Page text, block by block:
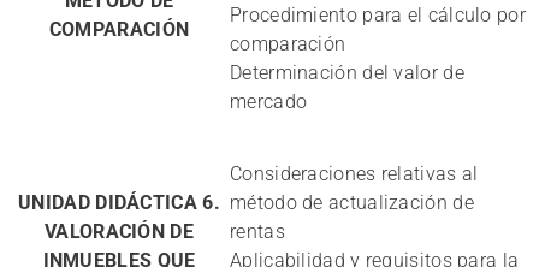
COMPARACIÓN
Procedimiento para el cálculo por
comparación
Determinación del valor de
mercado
UNIDAD DIDÁCTICA 6.
VALORACIÓN DE
INMUEBLES QUE
Consideraciones relativas al
método de actualización de
rentas
Aplicabilidad y requisitos para la